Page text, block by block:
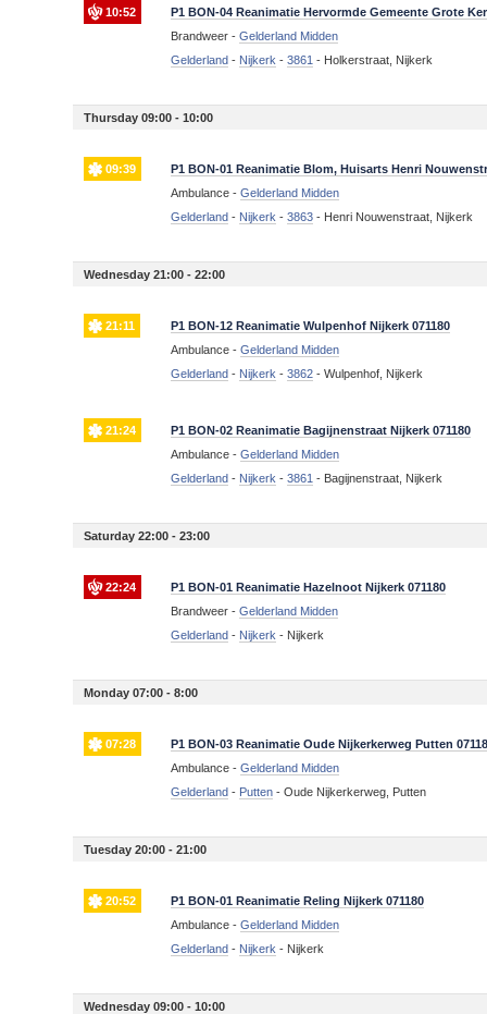
10:52
P1 BON-04 Reanimatie Hervormde Gemeente Grote
Brandweer -Gelderland Midden
Gelderland - Nijkerk -3861 - Holkerstraat, Nijkerk
Thursday 09:00 - 10:00
09:39
P1 BON-01 Reanimatie Blom, Huisarts Henri
Ambulance -Gelderland Midden
Gelderland - Nijkerk -3863 - Henri Nouwenstraat, Nijkerk
Wednesday 21:00 - 22:00
21:11
P1 BON-12 Reanimatie Wulpenhof Nijkerk 071180
Ambulance -Gelderland Midden
Gelderland - Nijkerk -3862 -Wulpenhof, Nijkerk
21:24
P1 BON-02 Reanimatie Bagijnenstraat Nijkerk 071180
Ambulance -Gelderland Midden
Gelderland - Nijkerk -3861 - Bagijnenstraat, Nijkerk
Saturday 22:00 - 23:00
22:24
P1 BON-01 Reanimatie Hazelnoot Nijkerk 071180
Brandweer -Gelderland Midden
Gelderland - Nijkerk - Nijkerk
Monday 07:00 - 8:00
07:28
P1 BON-03 Reanimatie Oude Nijkerkerweg Putten
Ambulance -Gelderland Midden
Gelderland - Putten -Oude Nijkerkerweg, Putten
Tuesday 20:00 - 21:00
20:52
P1 BON-01 Reanimatie Reling Nijkerk 071180
Ambulance -Gelderland Midden
Gelderland - Nijkerk - Nijkerk
Wednesday 09:00 - 10:00